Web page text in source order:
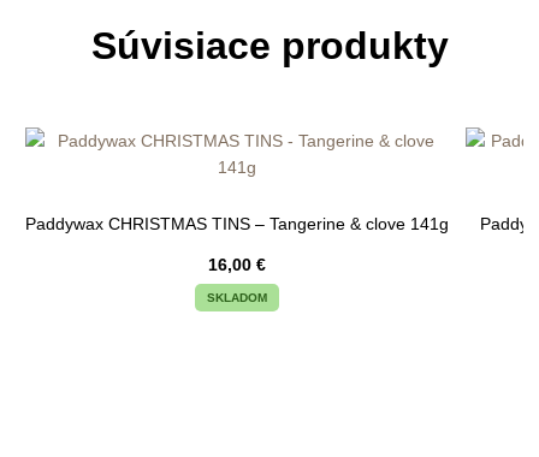
Súvisiace produkty
Paddywax CHRISTMAS TINS – Tangerine & clove 141g
16,00 €
SKLADOM